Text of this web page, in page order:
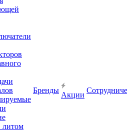
литом
Бренды
Акции